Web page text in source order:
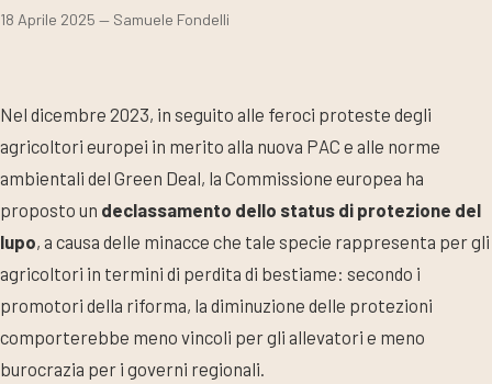
18 Aprile 2025 — Samuele Fondelli
Nel dicembre 2023, in seguito alle feroci proteste degli
agricoltori europei in merito alla nuova PAC e alle norme
ambientali del Green Deal, la Commissione europea ha
proposto un declassamento dello status di protezione del
lupo, a causa delle minacce che tale specie rappresenta per gli
agricoltori in termini di perdita di bestiame: secondo i
promotori della riforma, la diminuzione delle protezioni
comporterebbe meno vincoli per gli allevatori e meno
burocrazia per i governi regionali.